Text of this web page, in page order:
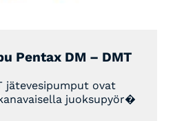
Pentax DM – DMT
jätevesipumput ovat
juoksupyör�